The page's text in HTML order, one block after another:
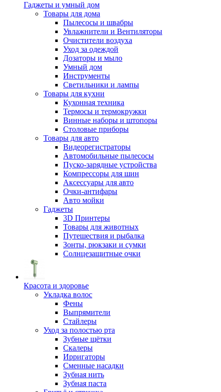
Гаджеты и умный дом
Товары для дома
Пылесосы и швабры
Увлажнители и Вентиляторы
Очистители воздуха
Уход за одеждой
Дозаторы и мыло
Умный дом
Инструменты
Светильники и лампы
Товары для кухни
Кухонная техника
Термосы и термокружки
Винные наборы и штопоры
Столовые приборы
Товары для авто
Видеорегистраторы
Автомобильные пылесосы
Пуско-зарядные устройства
Компрессоры для шин
Аксессуары для авто
Очки-антифары
Авто мойки
Гаджеты
3D Принтеры
Товары для животных
Путешествия и рыбалка
Зонты, рюкзаки и сумки
Солнцезащитные очки
Красота и здоровье
Укладка волос
Фены
Выпрямители
Стайлеры
Уход за полостью рта
Зубные щётки
Скалеры
Ирригаторы
Сменные насадки
Зубная нить
Зубная паста